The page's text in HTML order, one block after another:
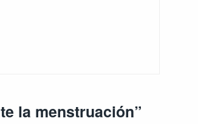
la menstruación”